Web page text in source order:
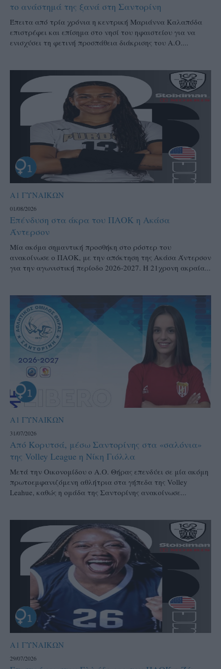
το ανάστημά της ξανά στη Σαντορίνη
Έπειτα από τρία χρόνια η κεντρική Μαριάννα Καλαπόδα
επιστρέφει και επίσημα στο νησί του ηφαιστείου για να
ενισχύσει τη φετινή προσπάθεια διάκρισης του Α.Ο....
Α1 ΓΥΝΑΙΚΩΝ
01/08/2026
Επένδυση στα άκρα του ΠΑΟΚ η Ακάσα
Άντερσον
Μία ακόμα σημαντική προσθήκη στο ρόστερ του
ανακοίνωσε ο ΠΑΟΚ, με την απόκτηση της Ακάσα Άντερσον
για την αγωνιστική περίοδο 2026-2027. Η 21χρονη ακραία...
Α1 ΓΥΝΑΙΚΩΝ
31/07/2026
Από Κορυτσά, μέσω Σαντορίνης στα «σαλόνια»
της Volley League η Νίκη Γιόλλα
Μετά την Οικονομίδου ο Α.Ο. Θήρας επενδύει σε μία ακόμη
πρωτοεμφανιζόμενη αθλήτρια στα γήπεδα της Volley
Leahue, καθώς η ομάδα της Σαντορίνης ανακοίνωσε...
Α1 ΓΥΝΑΙΚΩΝ
29/07/2026